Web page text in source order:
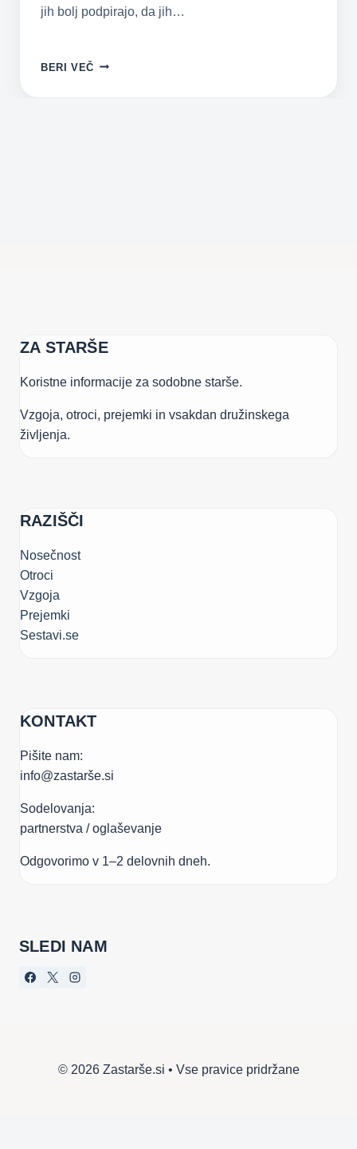
jih bolj podpirajo, da jih…
BERI VEČ POMEMBNA
BABIC
ZA STARŠE
Koristne informacije za sodobne starše.
Vzgoja, otroci, prejemki in vsakdan družinskega
življenja.
RAZIŠČI
Nosečnost
Otroci
Vzgoja
Prejemki
Sestavi.se
KONTAKT
Pišite nam:
info@zastarše.si
Sodelovanja:
partnerstva / oglaševanje
Odgovorimo v 1–2 delovnih dneh.
SLEDI NAM
© 2026 Zastarše.si • Vse pravice pridržane